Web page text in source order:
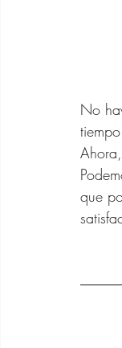
No
que